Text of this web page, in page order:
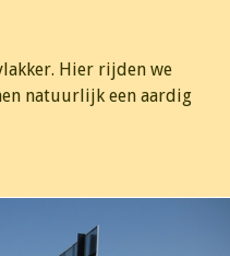
Hier rijden we
natuurlijk een aardig